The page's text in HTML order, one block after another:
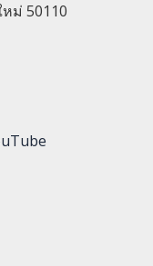
หม่ 50110